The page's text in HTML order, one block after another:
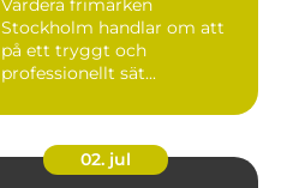
Värdera frimärken
Stockholm handlar om att
på ett tryggt och
professionellt sät...
02. jul